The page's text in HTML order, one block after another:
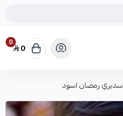
0 0
سديري رمضان اسود